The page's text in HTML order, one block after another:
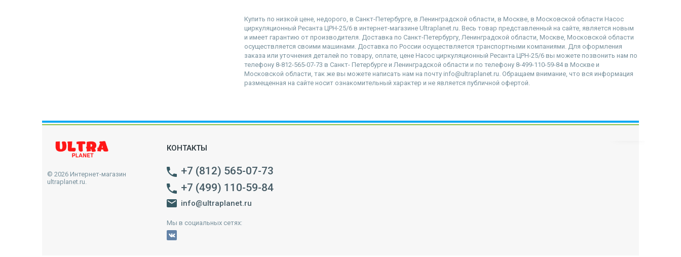
Купить по низкой цене, недорого, в Санкт-Петербурге, в Ленинградской области, в Москве, в Московской области Насос
циркуляционный Ресанта ЦРН-25/6 в интернет-магазине Ultraplanet.ru. Весь товар представленный на сайте, является новым
и имеет гарантию от производителя. Доставка по Санкт-Петербургу, Ленинградской области, Москве, Московской области
осуществляется своими машинами. Доставка по России осуществляется транспортными компаниями. Для оформления
заказа или уточнения деталей по товару, оплате, цене Насос циркуляционный Ресанта ЦРН-25/6 вы можете позвонить нам по
телефону 8-812-565-07-73 в Санкт- Петербурге и Ленинградской области и по телефону 8-499-110-59-84 в Москве и
Московской области, так же вы можете написать нам на почту info@ultraplanet.ru. Обращаем внимание, что вся информация
размещенная на сайте носит ознакомительный характер и не является публичной офертой.
© 2026 Интернет-магазин
ultraplanet.ru.
КОНТАКТЫ
+7 (812) 565-07-73
+7 (499) 110-59-84
info@ultraplanet.ru
Мы в социальных сетях:
наверх